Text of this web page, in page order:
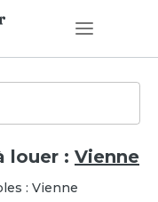
louer : Vienne
: Vienne